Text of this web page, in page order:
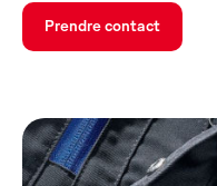
Prendre contact